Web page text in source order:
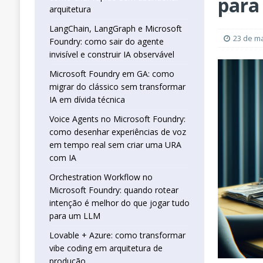
que jogar tudo para um LLM
[ 25 de abril de 2026 ]
Vibe Coding
23 de
arquitetura
LangChain, LangGraph e Microsoft
Foundry: como sair do agente
invisível e construir IA observável
Microsoft Foundry em GA: como
migrar do clássico sem transformar
IA em dívida técnica
Voice Agents no Microsoft Foundry:
como desenhar experiências de voz
em tempo real sem criar uma URA
com IA
Orchestration Workflow no
Microsoft Foundry: quando rotear
intenção é melhor do que jogar tudo
para um LLM
Lovable + Azure: como transformar
vibe coding em arquitetura de